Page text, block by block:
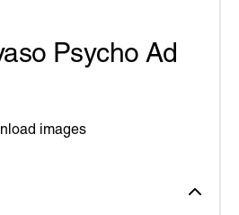
Psycho Ad
images